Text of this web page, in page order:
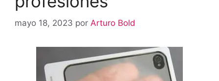
mayo 18, 2023 por Arturo Bold